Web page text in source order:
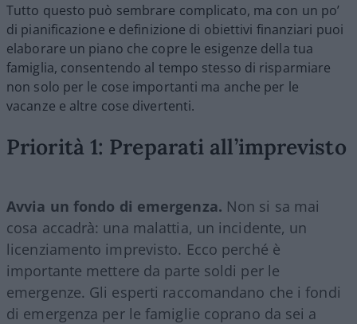
Tutto questo può sembrare complicato, ma con un po’
di pianificazione e definizione di obiettivi finanziari puoi
elaborare un piano che copre le esigenze della tua
famiglia, consentendo al tempo stesso di risparmiare
non solo per le cose importanti ma anche per le
vacanze e altre cose divertenti.
Priorità 1: Preparati all’imprevisto
Avvia un fondo di emergenza. Non si sa mai
cosa accadrà: una malattia, un incidente, un
licenziamento imprevisto. Ecco perché è
importante mettere da parte soldi per le
emergenze. Gli esperti raccomandano che i fondi
di emergenza per le famiglie coprano da sei a